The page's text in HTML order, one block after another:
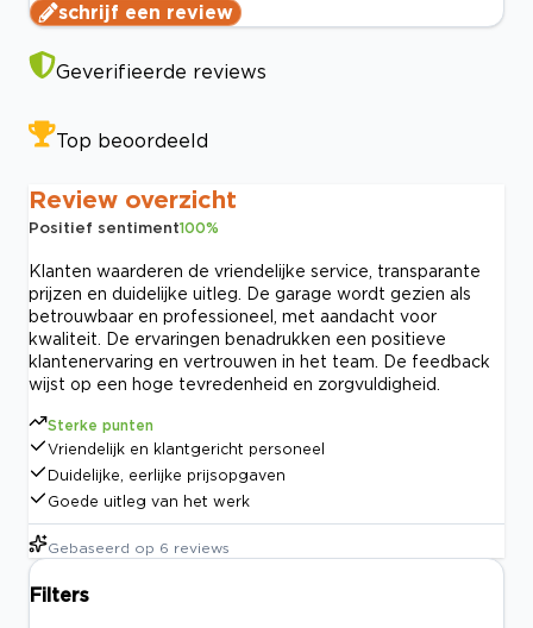
schrijf een review
Geverifieerde reviews
Top beoordeeld
Review overzicht
Positief sentiment100%
Klanten waarderen de vriendelijke service, transparante
prijzen en duidelijke uitleg. De garage wordt gezien als
betrouwbaar en professioneel, met aandacht voor
kwaliteit. De ervaringen benadrukken een positieve
klantenervaring en vertrouwen in het team. De feedback
wijst op een hoge tevredenheid en zorgvuldigheid.
Sterke punten
Vriendelijk en klantgericht personeel
Duidelijke, eerlijke prijsopgaven
Goede uitleg van het werk
Gebaseerd op 6 reviews
Filters